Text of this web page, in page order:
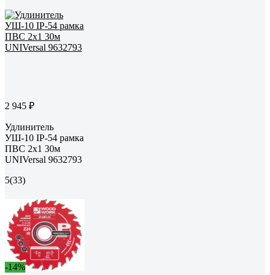
2 945 ₽
Удлинитель
УШ-10 IP-54 рамка
ПВС 2x1 30м
UNIVersal 9632793
5(33)
-14%